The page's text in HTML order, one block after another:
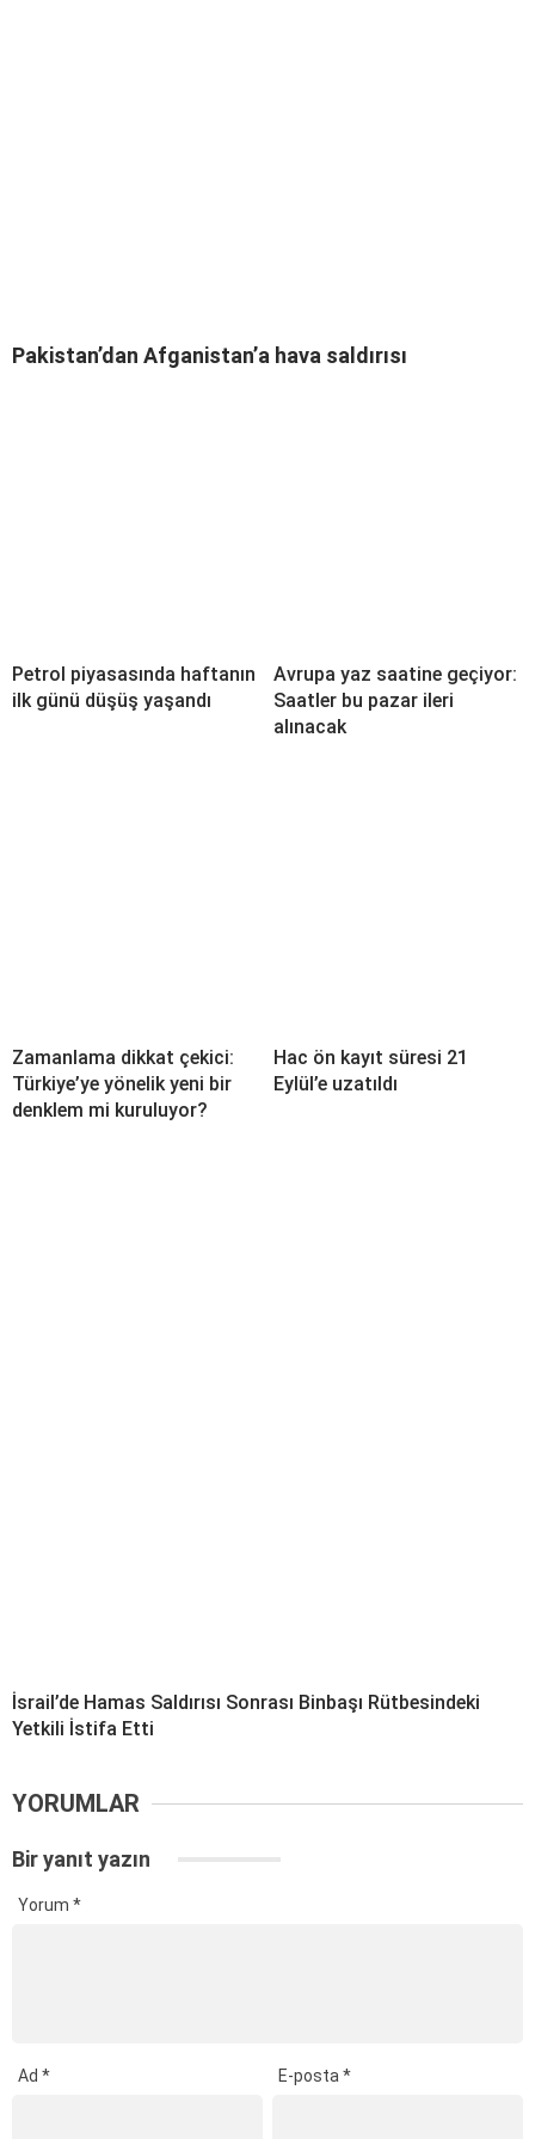
Pakistan’dan Afganistan’a hava saldırısı
Petrol piyasasında haftanın
ilk günü düşüş yaşandı
Avrupa yaz saatine geçiyor:
Saatler bu pazar ileri
alınacak
Zamanlama dikkat çekici:
Türkiye’ye yönelik yeni bir
denklem mi kuruluyor?
Hac ön kayıt süresi 21
Eylül’e uzatıldı
İsrail’de Hamas Saldırısı Sonrası Binbaşı Rütbesindeki
Yetkili İstifa Etti
YORUMLAR
Bir yanıt yazın
Yorum *
Ad * E-posta*